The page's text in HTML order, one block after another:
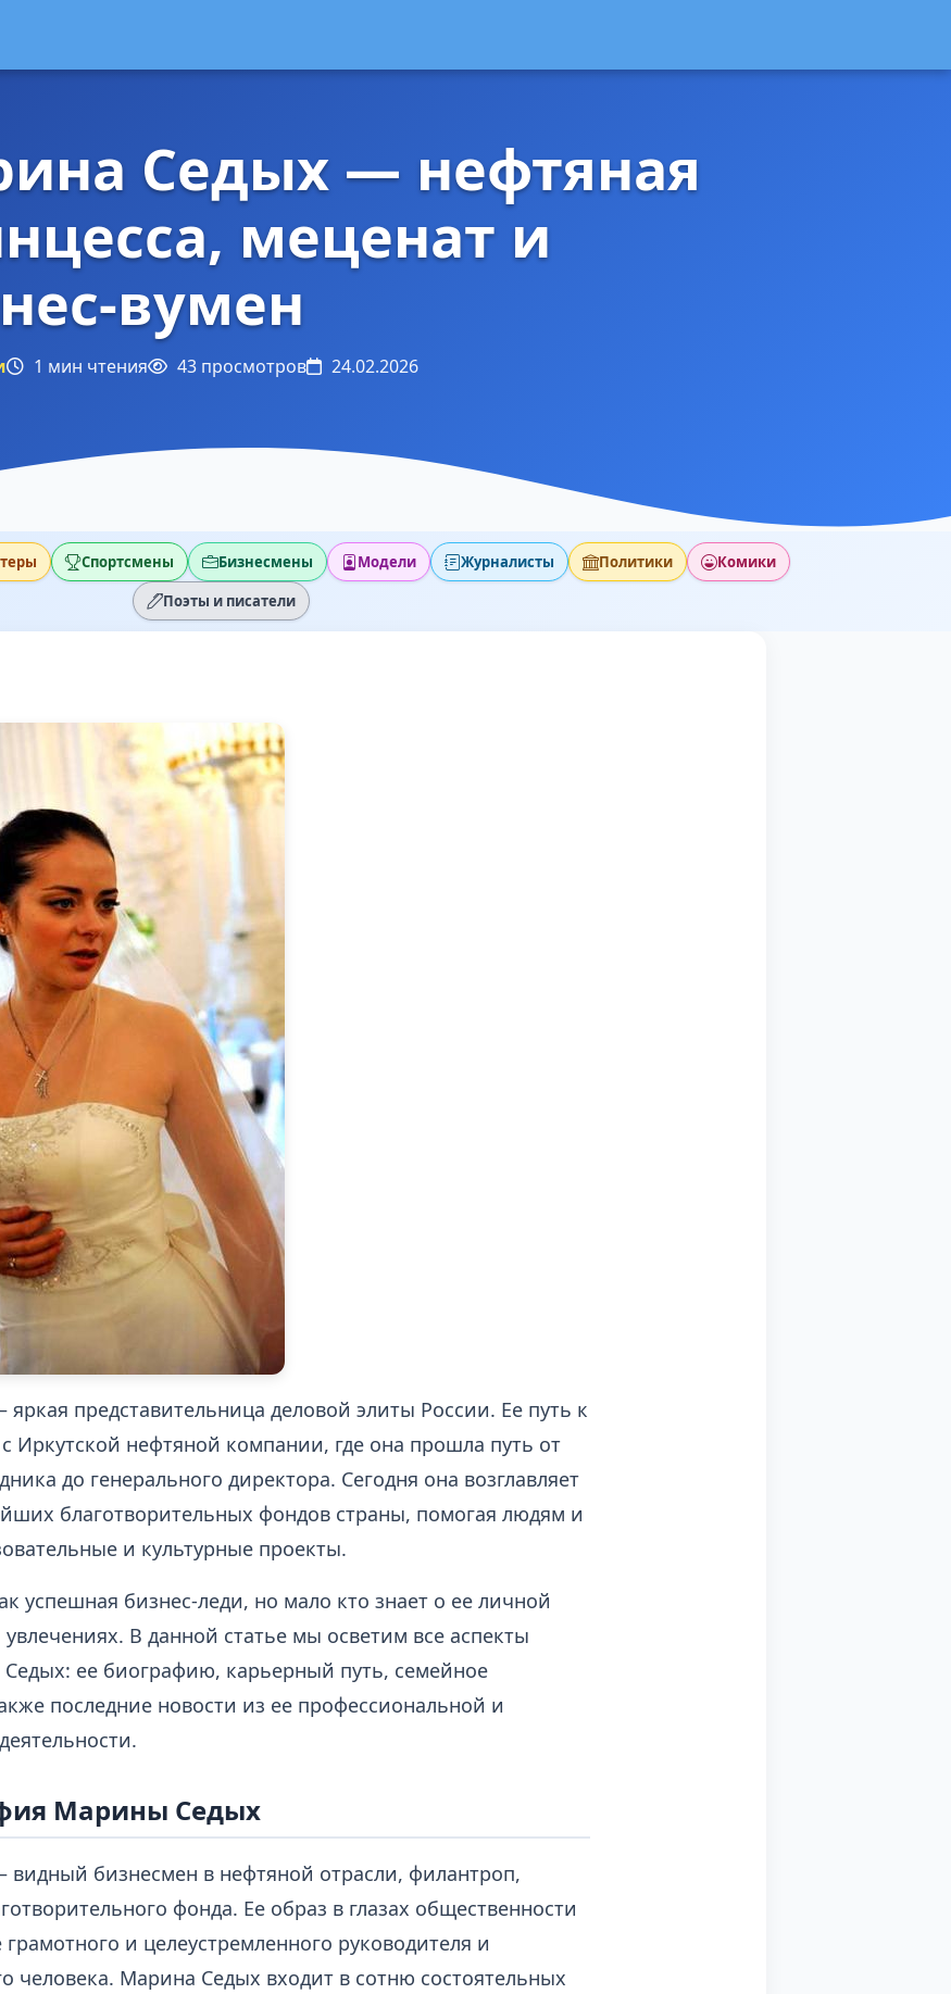
Седых — нефтяная
меценат и
вумен
1 мин чтения 43 просмотров 24.02.2026
Спортсмены Бизнесмены Модели Журналисты Политики
Комики
Поэты и писатели
представительница деловой элиты России. Ее путь к
с Иркутской нефтяной компании, где она прошла путь от
до генерального директора. Сегодня она возглавляет
благотворительных фондов страны, помогая людям и
и культурные проекты.
успешная бизнес-леди, но мало кто знает о ее личной
В данной статье мы осветим все аспекты
ее биографию, карьерный путь, семейное
последние новости из ее профессиональной и
Марины Седых
видный бизнесмен в нефтяной отрасли, филантроп,
фонда. Ее образ в глазах общественности
грамотного и целеустремленного руководителя и
человека. Марина Седых входит в сотню состоятельных